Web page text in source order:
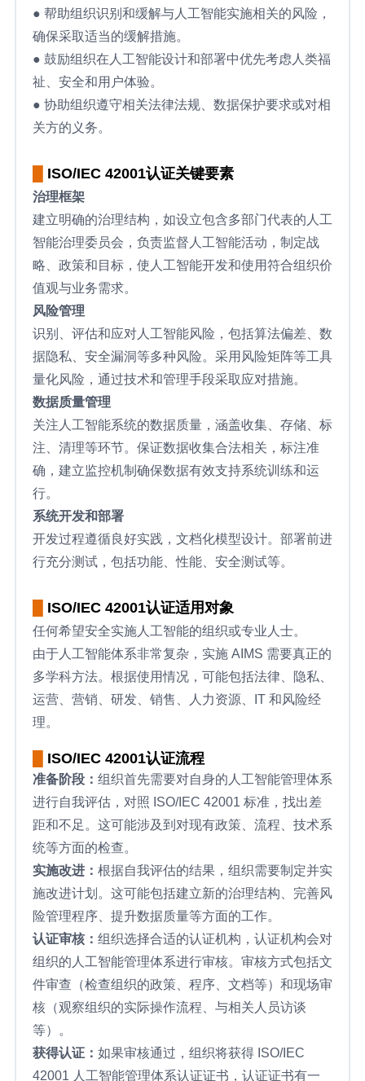
● 帮助组织识别和缓解与人工智能实施相关的风险，
确保采取适当的缓解措施。
● 鼓励组织在人工智能设计和部署中优先考虑人类福
祉、安全和用户体验。
● 协助组织遵守相关法律法规、数据保护要求或对相
关方的义务。
ISO/IEC 42001认证关键要素
治理框架
建立明确的治理结构，如设立包含多部门代表的人工
智能治理委员会，负责监督人工智能活动，制定战
略、政策和目标，使人工智能开发和使用符合组织价
值观与业务需求。
风险管理
识别、评估和应对人工智能风险，包括算法偏差、数
据隐私、安全漏洞等多种风险。采用风险矩阵等工具
量化风险，通过技术和管理手段采取应对措施。
数据质量管理
关注人工智能系统的数据质量，涵盖收集、存储、标
注、清理等环节。保证数据收集合法相关，标注准
确，建立监控机制确保数据有效支持系统训练和运
行。
系统开发和部署
开发过程遵循良好实践，文档化模型设计。部署前进
行充分测试，包括功能、性能、安全测试等。
ISO/IEC 42001认证适用对象
任何希望安全实施人工智能的组织或专业人士。
由于人工智能体系非常复杂，实施 AIMS 需要真正的
多学科方法。根据使用情况，可能包括法律、隐私、
运营、营销、研发、销售、人力资源、IT 和风险经
理。
ISO/IEC 42001认证流程
准备阶段： 组织首先需要对自身的人工智能管理体系
进行自我评估，对照 ISO/IEC 42001 标准，找出差
距和不足。这可能涉及到对现有政策、流程、技术系
统等方面的检查。
实施改进： 根据自我评估的结果，组织需要制定并实
施改进计划。这可能包括建立新的治理结构、完善风
险管理程序、提升数据质量等方面的工作。
认证审核： 组织选择合适的认证机构，认证机构会对
组织的人工智能管理体系进行审核。审核方式包括文
件审查（检查组织的政策、程序、文档等）和现场审
核（观察组织的实际操作流程、与相关人员访谈
等）。
获得认证： 如果审核通过，组织将获得 ISO/IEC
42001 人工智能管理体系认证证书，认证证书有一